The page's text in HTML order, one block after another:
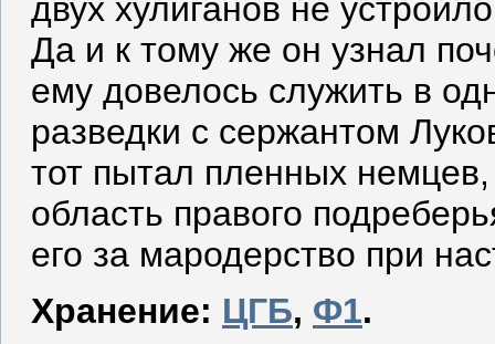
двух хулиганов не
Да и к тому же он узнал
ему довелось служить в
разведки с сержантом
тот пытал пленных
область правого
его за мародерство при
Хранение: ЦГБ, Ф1.